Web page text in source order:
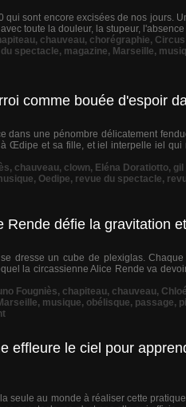
sont encore excisées de nos jours.
toute la douleur, la stupeur,
, chauveau, chorégraphie,
spectacle, magazine, Marseille,
comme bouée d'espoir
dans une pénombre délicatement
Œdipe et sa fille, et iel interpelle iel
, chauveau, clown, Eléna Doratiotto, gil
, Oedipe, revue du spectacle,
Rende défie la gravitation
dresse un cube de plexiglas.
la circassienne Alice Rende va
Fougniès, chapiteau, chauveau,
, musique, obélisque, passage,
effleure le ciel pour
seule au monde à réaliser cette